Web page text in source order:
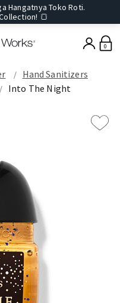
Hangatnya Toko Roti.
🍞
0
Hand Sanitizers
Into The Night